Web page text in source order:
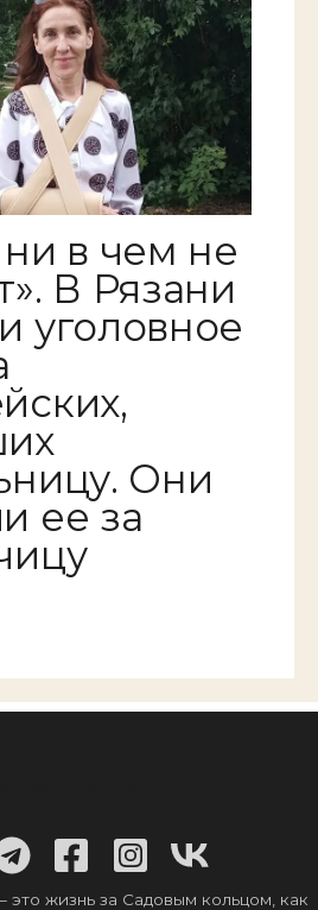
в чем не
В Рязани
уголовное
Они
ее за
жизнь за Садовым кольцом, как